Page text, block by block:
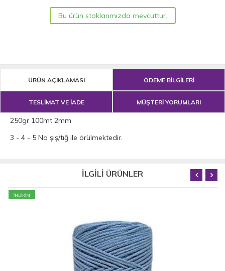
Bu ürün stoklarımızda mevcuttur.
ÜRÜN AÇIKLAMASI ÖDEME BİLGİLERİ
TESLİMAT VE İADE MÜŞTERİ YORUMLARI
250gr 100mt 2mm
3 - 4 - 5 No şiş/tığ ile örülmektedir.
İLGİLİ ÜRÜNLER